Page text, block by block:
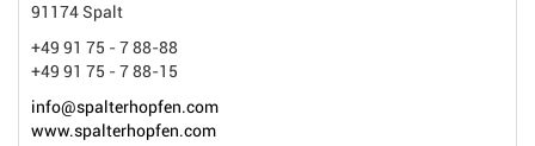
91174 Spalt
+49 91 75 - 7 88-88
+49 91 75 - 7 88-15
info@spalterhopfen.com
www.spalterhopfen.com